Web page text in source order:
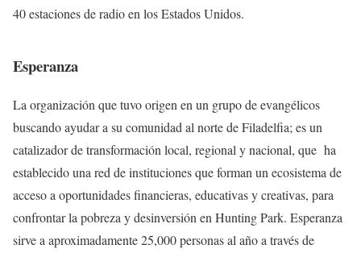
40 estaciones de radio en los Estados Unidos.
Esperanza
La organización que tuvo origen en un grupo de evangélicos
buscando ayudar a su comunidad al norte de Filadelfia; es un
catalizador de transformación local, regional y nacional, que ha
establecido una red de instituciones que forman un ecosistema de
acceso a oportunidades financieras, educativas y creativas, para
confrontar la pobreza y desinversión en Hunting Park. Esperanza
sirve a aproximadamente 25,000 personas al año a través de